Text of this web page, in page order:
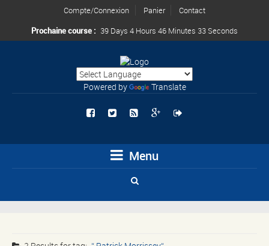
Compte/Connexion Panier
Contact
Prochaine course : 39 Days 4 Hours 46 Minutes 33 Seconds
Powered by Translate
Menu